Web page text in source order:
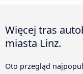
Więcej tras
miasta Linz.
Oto przegląd